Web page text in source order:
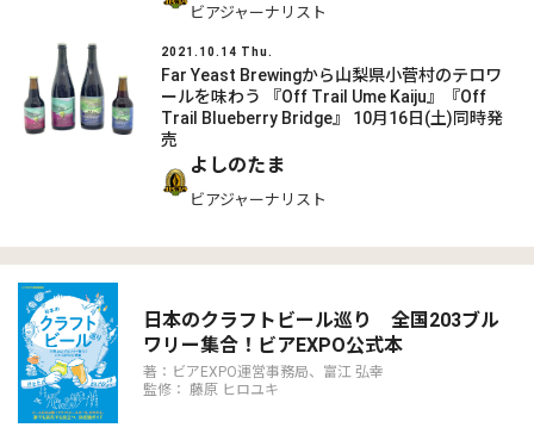
ビアジャーナリスト
2021.10.14 Thu.
Far Yeast Brewingから山梨県小菅村のテロワ
ールを味わう 『Off Trail Ume Kaiju』『Off
Trail Blueberry Bridge』 10月16日(土)同時発
売
よしのたま
ビアジャーナリスト
日本のクラフトビール巡り 全国203ブル
ワリー集合！ビアEXPO公式本
著：ビアEXPO運営事務局、富江 弘幸
監修： 藤原 ヒロユキ